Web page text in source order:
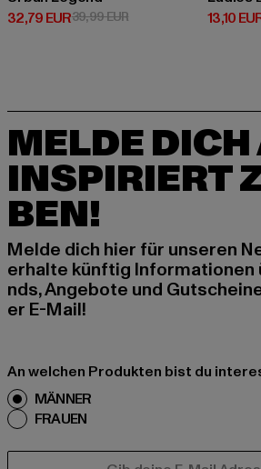
32,79 EUR
Derzeitiger Preis: 32,79 EUR
39,99 EURAktionspreis: 39,99 EUR
13,10
MELDE
INSPIRIERT
BEN!
Melde dich hier für unseren
erhalte künftig Informationen
nds, Angebote und
er E-Mail!
An welchen Produkten bist du
MÄNNER
FRAUEN